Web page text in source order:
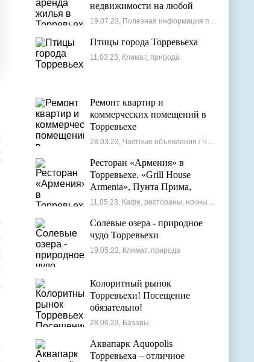
недвижимости на любой
бюджет
19.07.23, Полезная информация по недвижимости
Птицы города Торревьеха
11.03.23, Климат, природа
Ремонт квартир и
коммерческих помещений в
Торревьехе
28.03.23, Частные объявления / Частные мастера
Ресторан «Армения» в
Торревьехе. «Grill House
Armenia», Пунта Прима,
Испания
11.05.23, Кафе, рестораны, ночные клубы
Солевые озера - природное
чудо Торревьехи
19.05.23, Климат, природа
Колоритный рынок
Торревьехи! Посещение
обязательно!
28.06.23, Базары
Аквапарк Aquopolis
Торревьеха – отличное